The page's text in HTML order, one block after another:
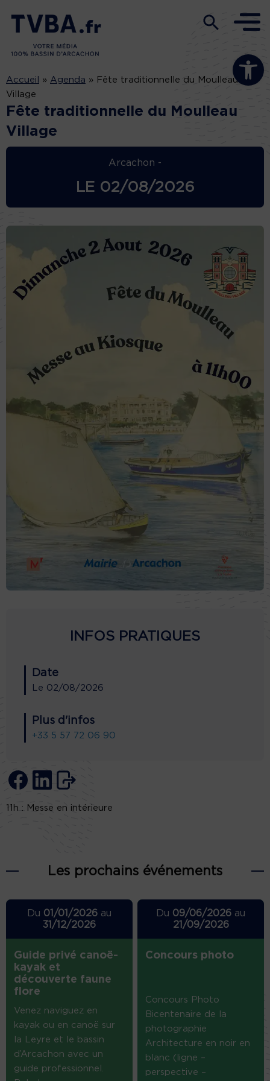
Ouvrir la
Accueil » Agenda » Fête traditionnelle du Moulleau
Village
Fête traditionnelle du Moulleau
Village
Arcachon -
LE 02/08/2026
INFOS PRATIQUES
Date
Le 02/08/2026
Plus d'infos
+33 5 57 72 06 90
11h : Messe en intérieure
Les prochains événements
Du 01/01/2026au
31/12/2026
Guide privé canoë-
kayak et
découverte faune
flore
Venez naviguez en
kayak ou en canoë sur
la Leyre et le bassin
d’Arcachon avec un
guide professionnel.
Du 09/06/2026 au
21/09/2026
Concours photo
Concours Photo
Bicentenaire de la
photographie
Architecture en noir en
blanc (ligne –
perspective –